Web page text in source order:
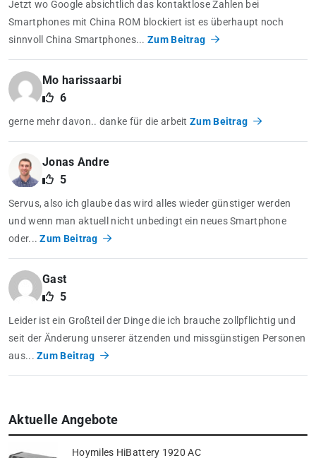
Jetzt wo Google absichtlich das kontaktlose Zahlen bei
Smartphones mit China ROM blockiert ist es überhaupt noch
sinnvoll China Smartphones...Zum Beitrag
Mo harissaarbi
6
gerne mehr davon.. danke für die arbeit Zum Beitrag
Jonas Andre
5
Servus, also ich glaube das wird alles wieder günstiger werden
und wenn man aktuell nicht unbedingt ein neues Smartphone
oder...Zum Beitrag
Gast
5
Leider ist ein Großteil der Dinge die ich brauche zollpflichtig und
seit der Änderung unserer ätzenden und missgünstigen Personen
aus...Zum Beitrag
Aktuelle Angebote
Hoymiles HiBattery 1920 AC